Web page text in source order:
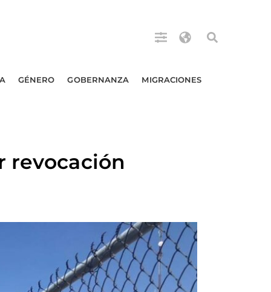
GÉNERO GOBERNANZA MIGRACIONES
revocación